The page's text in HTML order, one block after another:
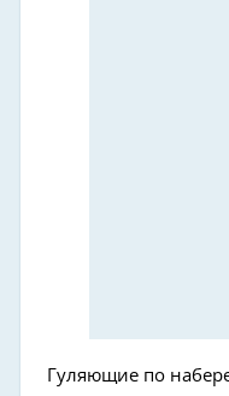
Гуляющие по